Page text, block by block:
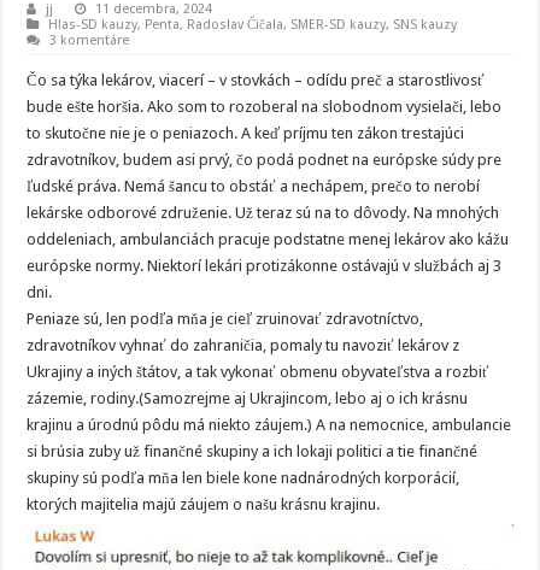
jj
11 decembra, 2024
Hlas-SD kauzy, Penta, Radoslav Čičala, SMER-SD kauzy, SNS kauzy
3 komentáre
Čo sa týka lekárov, viacerí – v stovkách – odídu preč a starostlivosť
bude ešte horšia. Ako som to rozoberal na slobodnom vysielači, lebo
to skutočne nie je o peniazoch. A keď príjmu ten zákon trestajúci
zdravotníkov, budem asi prvý, čo podá podnet na európske súdy pre
ľudské práva. Nemá šancu to obstáť a nechápem, prečo to nerobí
lekárske odborové združenie. Už teraz sú na to dôvody. Na mnohých
oddeleniach, ambulanciách pracuje podstatne menej lekárov ako kážu
európske normy. Niektorí lekári protizákonne ostávajú v službách aj 3
dni.
Peniaze sú, len podľa mňa je cieľ zruinovať zdravotníctvo,
zdravotníkov vyhnať do zahraničia, pomaly tu navoziť lekárov z
Ukrajiny a iných štátov, a tak vykonať obmenu obyvateľstva a rozbiť
zázemie, rodiny.(Samozrejme aj Ukrajincom, lebo aj o ich krásnu
krajinu a úrodnú pôdu má niekto záujem.) A na nemocnice, ambulancie
si brúsia zuby už finančné skupiny a ich lokaji politici a tie finančné
skupiny sú podľa mňa len biele kone nadnárodných korporácií,
ktorých majitelia majú záujem o našu krásnu krajinu.